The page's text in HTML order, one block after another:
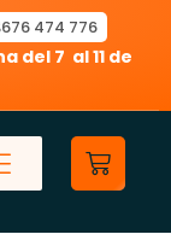
676 474 776
del 7 al 11 de